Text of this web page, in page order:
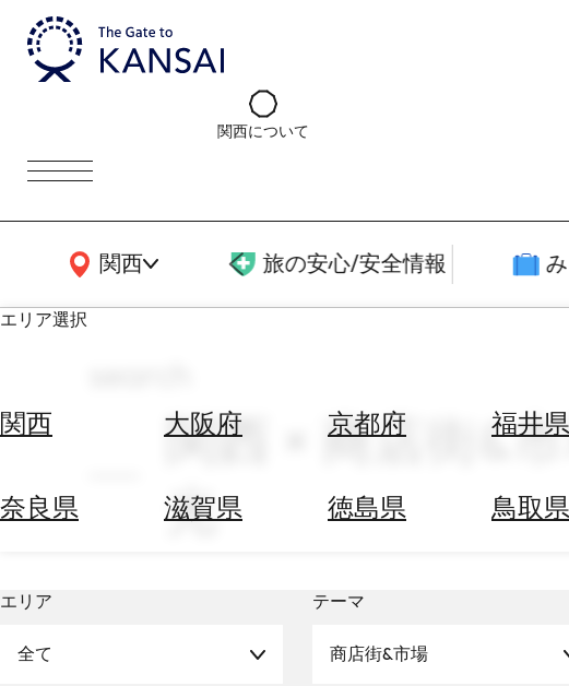
関西について
関西
関西広域MAP 旅の安心/安全情報
エリア選択
関西 大阪府 京都府 福井県
奈良県 滋賀県 徳島県 鳥取県
関西 × 商店街&
光
エリア
全て
テーマ
商店街&市場